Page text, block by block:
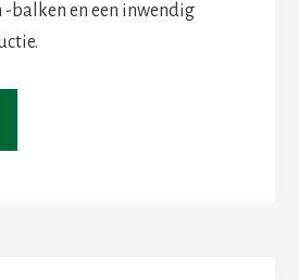
balken en een inwendig